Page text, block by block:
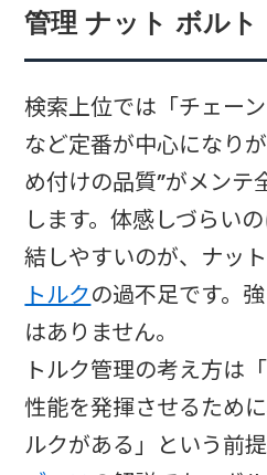
管理 ナット ボルト
検索上位では「チェー
など定番が中心になり
め付けの品質”がメンテ
します。体感しづらい
結しやすいのが、ナッ
トルクの過不足です。
はありません。
トルク管理の考え方は
性能を発揮させるため
ルクがある」という前提